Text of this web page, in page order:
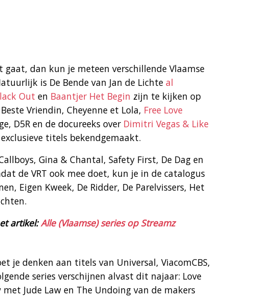
dan kun je meteen verschillende Vlaamse
is De Bende van Jan de Lichte al
Out en Baantjer Het Begin zijn te kijken op
Vriendin, Cheyenne et Lola, Free Love
D5R en de docureeks over Dimitri Vegas & Like
titels bekendgemaakt.
Gina & Chantal, Safety First, De Dag en
de VRT ook mee doet, kun je in de catalogus
Eigen Kweek, De Ridder, De Parelvissers, Het
artikel:Alle (Vlaamse) series op Streamz
je denken aan titels van Universal, ViacomCBS,
series verschijnen alvast dit najaar: Love
Jude Law en The Undoing van de makers